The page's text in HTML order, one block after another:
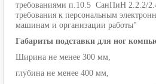
требованиями п.10.5 СанПиН 2.2.2/
требования к персональным
машинам и организации работы"
Габариты подставки для ног
Ширина не менее 300 мм,
глубина не менее 400 мм,